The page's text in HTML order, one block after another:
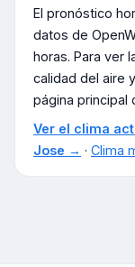
El pronóstico
datos de
horas. Para ver
calidad del aire
página principal
Ver el clima
Jose → · Clima